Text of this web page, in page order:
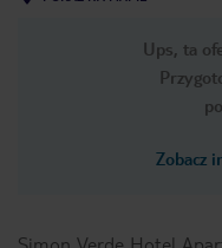
Ups, ta
Zobacz